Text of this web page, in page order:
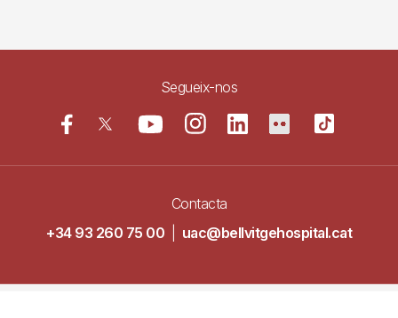
Segueix-nos
Contacta
+34 93 260 75 00
uac@bellvitgehospital.cat